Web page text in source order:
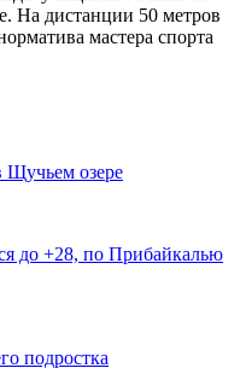
На дистанции 50 метров
мастера спорта
Щучьем озере
до +28, по Прибайкалью
подростка